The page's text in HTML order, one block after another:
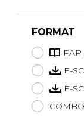
FORMAT
E-
E-